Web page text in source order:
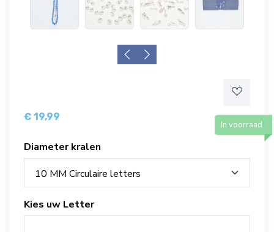
€ 19,99
In voorraad
Diameter kralen
10 MM Circulaire letters
Kies uw Letter